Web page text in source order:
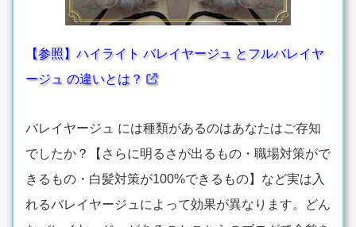
【参照】ハイライト バレイヤージュ とフルバレイヤ
ージュ の違いとは？
バレイヤージュ には種類があるのはあなたはご存知
でしたか？【さらに明るさが出るもの・職場対策がで
きるもの・白髪対策が100%できるもの】など実は入
れるバレイヤージュによって効果が異なります。どん